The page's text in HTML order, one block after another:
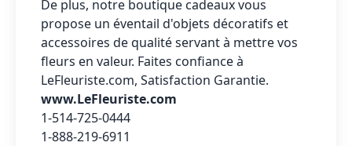
De plus, notre boutique cadeaux vous
propose un éventail d'objets décoratifs et
accessoires de qualité servant à mettre vos
fleurs en valeur. Faites confiance à
LeFleuriste.com, Satisfaction Garantie.
www.LeFleuriste.com
1-514-725-0444
1-888-219-6911